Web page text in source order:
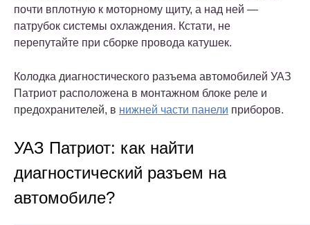
почти вплотную к моторному щиту, а над ней —
патрубок системы охлаждения. Кстати, не
перепутайте при сборке провода катушек.
Колодка диагностического разъема автомобилей УАЗ
Патриот расположена в монтажном блоке реле и
предохранителей, в нижней части панели приборов.
УАЗ Патриот: как найти
диагностический разъем на
автомобиле?